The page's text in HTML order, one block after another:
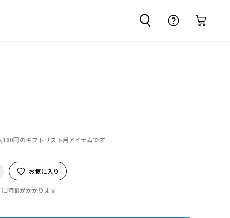
円のギフトリスト用アイテムです
お気に入り
時間がかかります